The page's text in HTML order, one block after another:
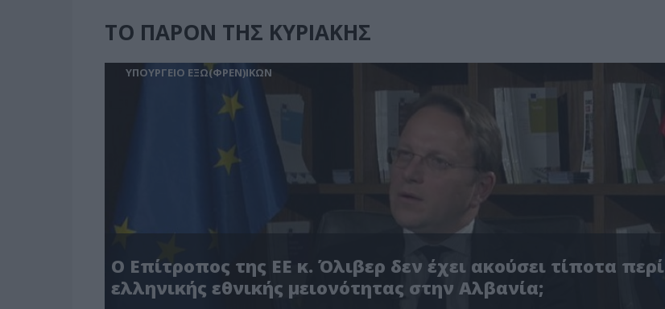
ΤΟ ΠΑΡΟΝ ΤΗΣ ΚΥΡΙΑΚΗΣ
ΥΠΟΥΡΓΕΙΟ ΕΞΩ(ΦΡΕΝ)ΙΚΩΝ
Ο Επίτροπος της ΕΕ κ. Όλιβερ δεν έχει ακούσει τίποτα περί
ελληνικής εθνικής μειονότητας στην Αλβανία;